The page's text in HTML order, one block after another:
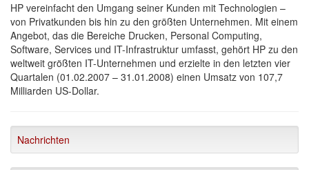
HP vereinfacht den Umgang seiner Kunden mit Technologien –
von Privatkunden bis hin zu den größten Unternehmen. Mit einem
Angebot, das die Bereiche Drucken, Personal Computing,
Software, Services und IT-Infrastruktur umfasst, gehört HP zu den
weltweit größten IT-Unternehmen und erzielte in den letzten vier
Quartalen (01.02.2007 – 31.01.2008) einen Umsatz von 107,7
Milliarden US-Dollar.
Nachrichten